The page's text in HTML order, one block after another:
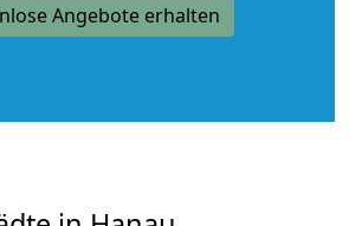
Angebote erhalten